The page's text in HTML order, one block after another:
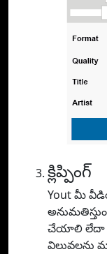
క్లిప్పింగ్
Yout మీ
చేయాలి లేదా
విలువలను